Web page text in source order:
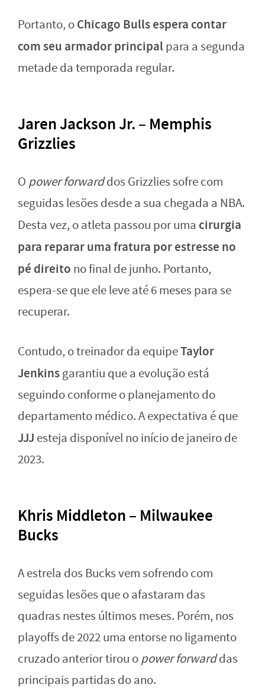
Portanto, oChicago Bulls espera contar
com seu armador principal para a segunda
metade da temporada regular.
Jaren Jackson Jr. – Memphis
Grizzlies
O power forwarddos Grizzlies sofre com
seguidas lesões desde a sua chegada a NBA.
Desta vez, o atleta passou por uma cirurgia
para reparar uma fratura por estresse no
pé direito no final de junho. Portanto,
espera-se que ele leve até 6 meses para se
recuperar.
Contudo, o treinador da equipeTaylor
Jenkinsgarantiu que a evolução está
seguindo conforme o planejamento do
departamento médico. A expectativa é que
JJJ esteja disponível no início de janeiro de
2023.
Khris Middleton – Milwaukee
Bucks
A estrela dos Bucks vem sofrendo com
seguidas lesões que o afastaram das
quadras nestes últimos meses. Porém, nos
playoffs de 2022 uma entorse no ligamento
cruzado anterior tirou opower forwarddas
principais partidas do ano.